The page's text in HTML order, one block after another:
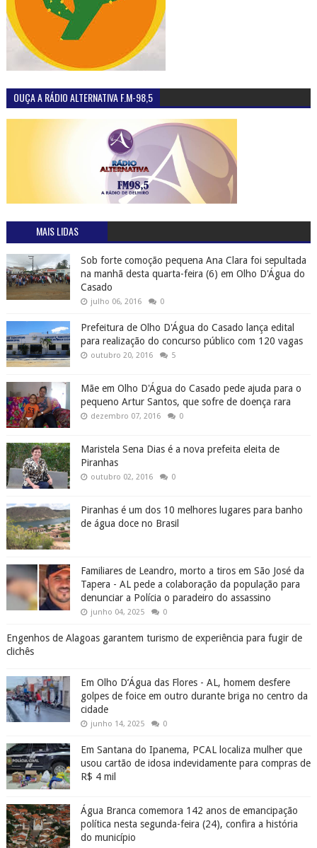
OUÇA A RÁDIO ALTERNATIVA F.M-98,5
MAIS LIDAS
Sob forte comoção pequena Ana Clara foi sepultada
na manhã desta quarta-feira (6) em Olho D'Água do
Casado
julho 06, 2016 0
Prefeitura de Olho D'Água do Casado lança edital
para realização do concurso público com 120 vagas
outubro 20, 2016 5
Mãe em Olho D'Água do Casado pede ajuda para o
pequeno Artur Santos, que sofre de doença rara
dezembro 07, 2016 0
Maristela Sena Dias é a nova prefeita eleita de
Piranhas
outubro 02, 2016 0
Piranhas é um dos 10 melhores lugares para banho
de água doce no Brasil
Familiares de Leandro, morto a tiros em São José da
Tapera - AL pede a colaboração da população para
denunciar a Polícia o paradeiro do assassino
junho 04, 2025 0
Engenhos de Alagoas garantem turismo de experiência para fugir de
clichês
Em Olho D’Água das Flores - AL, homem desfere
golpes de foice em outro durante briga no centro da
cidade
junho 14, 2025 0
Em Santana do Ipanema, PCAL localiza mulher que
usou cartão de idosa indevidamente para compras de
R$ 4 mil
Água Branca comemora 142 anos de emancipação
política nesta segunda-feira (24), confira a história
do município